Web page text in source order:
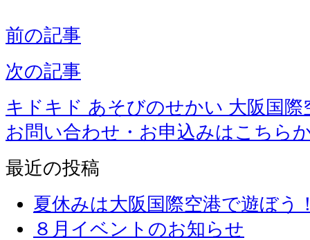
前の記事
次の記事
キドキド あそびのせかい 大阪国際
お問い合わせ・お申込みはこちら
最近の投稿
夏休みは大阪国際空港で遊ぼう
８月イベントのお知らせ